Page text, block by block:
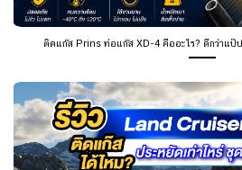
ติดแก๊ส Prins ท่อแก๊ส XD-4 คืออะไร? ดีกว่าแป๊